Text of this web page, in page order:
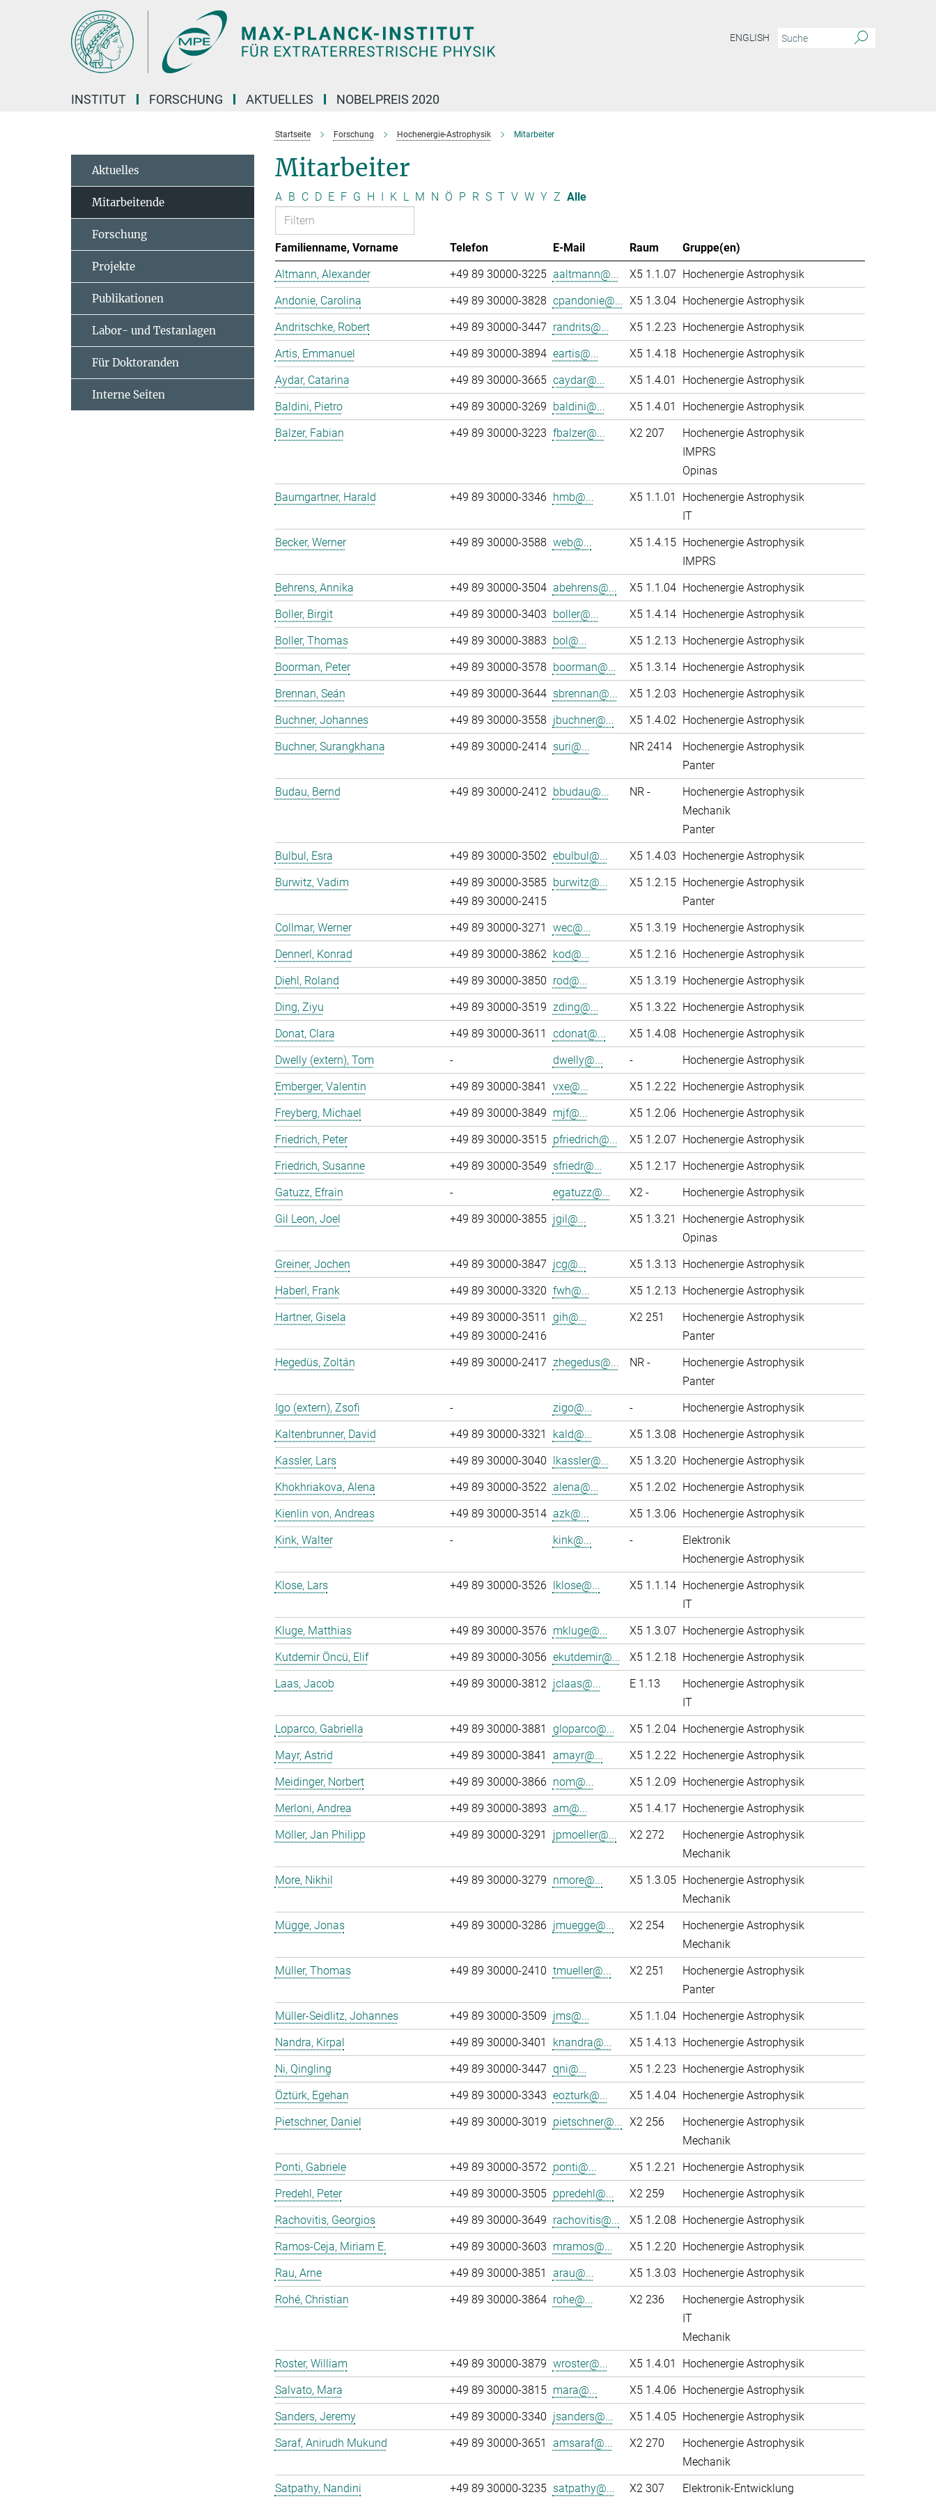
ENGLISH
INSTITUT FORSCHUNG AKTUELLES NOBELPREIS 2020
Startseite Forschung Hochenergie-Astrophysik Mitarbeiter
Mitarbeiter
A B C D E F G H I K L M N Ö P R S T V W Y Z Alle
Familienname, Vorname Telefon E-Mail Raum
Gruppe(en)
Altmann, Alexander
+49 89 30000-3225 aaltmann@... X5 1.1.07 Hochenergie Astrophysik
Andonie, Carolina
+49 89 30000-3828 cpandonie@... X5 1.3.04 Hochenergie Astrophysik
Andritschke, Robert
+49 89 30000-3447 randrits@... X5 1.2.23 Hochenergie Astrophysik
Artis, Emmanuel
+49 89 30000-3894 eartis@... X5 1.4.18 Hochenergie Astrophysik
Aydar, Catarina
+49 89 30000-3665 caydar@... X5 1.4.01
Hochenergie Astrophysik
Baldini, Pietro
+49 89 30000-3269 baldini@... X5 1.4.01
Hochenergie Astrophysik
Balzer, Fabian
+49 89 30000-3223 fbalzer@... X2 207
Hochenergie Astrophysik
IMPRS
Opinas
Baumgartner, Harald
+49 89 30000-3346 hmb@... X5 1.1.01
Hochenergie Astrophysik
IT
Becker, Werner
+49 89 30000-3588 web@... X5 1.4.15 Hochenergie Astrophysik
IMPRS
Behrens, Annika
+49 89 30000-3504 abehrens@... X5 1.1.04 Hochenergie Astrophysik
Boller, Birgit
+49 89 30000-3403 boller@... X5 1.4.14 Hochenergie Astrophysik
Boller, Thomas
+49 89 30000-3883 bol@... X5 1.2.13 Hochenergie Astrophysik
Boorman, Peter
+49 89 30000-3578 boorman@... X5 1.3.14 Hochenergie Astrophysik
Brennan, Seán
+49 89 30000-3644 sbrennan@... X5 1.2.03 Hochenergie Astrophysik
Buchner, Johannes
+49 89 30000-3558 jbuchner@... X5 1.4.02 Hochenergie Astrophysik
Buchner, Surangkhana
+49 89 30000-2414 suri@... NR 2414
Hochenergie Astrophysik
Panter
Budau, Bernd
+49 89 30000-2412 bbudau@... NR -
Hochenergie Astrophysik
Mechanik
Panter
Bulbul, Esra
+49 89 30000-3502 ebulbul@... X5 1.4.03 Hochenergie Astrophysik
Burwitz, Vadim
+49 89 30000-3585
+49 89 30000-2415
burwitz@... X5 1.2.15 Hochenergie Astrophysik
Panter
Collmar, Werner
+49 89 30000-3271 wec@... X5 1.3.19 Hochenergie Astrophysik
Dennerl, Konrad
+49 89 30000-3862 kod@... X5 1.2.16 Hochenergie Astrophysik
Diehl, Roland
+49 89 30000-3850 rod@... X5 1.3.19 Hochenergie Astrophysik
Ding, Ziyu
+49 89 30000-3519 zding@... X5 1.3.22 Hochenergie Astrophysik
Donat, Clara
+49 89 30000-3611 cdonat@... X5 1.4.08 Hochenergie Astrophysik
Dwelly (extern), Tom
- dwelly@... -
Hochenergie Astrophysik
Emberger, Valentin
+49 89 30000-3841 vxe@... X5 1.2.22 Hochenergie Astrophysik
Freyberg, Michael
+49 89 30000-3849 mjf@... X5 1.2.06 Hochenergie Astrophysik
Friedrich, Peter
+49 89 30000-3515 pfriedrich@... X5 1.2.07 Hochenergie Astrophysik
Friedrich, Susanne
+49 89 30000-3549 sfriedr@... X5 1.2.17 Hochenergie Astrophysik
Gatuzz, Efrain
- egatuzz@... X2 -
Hochenergie Astrophysik
Gil Leon, Joel
+49 89 30000-3855 jgil@... X5 1.3.21
Hochenergie Astrophysik
Opinas
Greiner, Jochen
+49 89 30000-3847 jcg@... X5 1.3.13 Hochenergie Astrophysik
Haberl, Frank
+49 89 30000-3320 fwh@... X5 1.2.13 Hochenergie Astrophysik
Hartner, Gisela
+49 89 30000-3511
+49 89 30000-2416
gih@... X2 251
Hochenergie Astrophysik
Panter
Hegedüs, Zoltán
+49 89 30000-2417 zhegedus@... NR -
Hochenergie Astrophysik
Panter
Igo (extern), Zsofi
- zigo@... -
Hochenergie Astrophysik
Kaltenbrunner, David
+49 89 30000-3321 kald@... X5 1.3.08 Hochenergie Astrophysik
Kassler, Lars
+49 89 30000-3040 lkassler@... X5 1.3.20 Hochenergie Astrophysik
Khokhriakova, Alena
+49 89 30000-3522 alena@... X5 1.2.02 Hochenergie Astrophysik
Kienlin von, Andreas
+49 89 30000-3514 azk@... X5 1.3.06 Hochenergie Astrophysik
Kink, Walter
- kink@... -
Elektronik
Hochenergie Astrophysik
Klose, Lars
+49 89 30000-3526 lklose@... X5 1.1.14 Hochenergie Astrophysik
IT
Kluge, Matthias
+49 89 30000-3576 mkluge@... X5 1.3.07 Hochenergie Astrophysik
Kutdemir Öncü, Elif
+49 89 30000-3056 ekutdemir@... X5 1.2.18 Hochenergie Astrophysik
Laas, Jacob
+49 89 30000-3812 jclaas@... E 1.13
Hochenergie Astrophysik
IT
Loparco, Gabriella
+49 89 30000-3881 gloparco@... X5 1.2.04 Hochenergie Astrophysik
Mayr, Astrid
+49 89 30000-3841 amayr@... X5 1.2.22 Hochenergie Astrophysik
Meidinger, Norbert
+49 89 30000-3866 nom@... X5 1.2.09 Hochenergie Astrophysik
Merloni, Andrea
+49 89 30000-3893 am@... X5 1.4.17 Hochenergie Astrophysik
Möller, Jan Philipp
+49 89 30000-3291 jpmoeller@... X2 272
Hochenergie Astrophysik
Mechanik
More, Nikhil
+49 89 30000-3279 nmore@... X5 1.3.05 Hochenergie Astrophysik
Mechanik
Mügge, Jonas
+49 89 30000-3286 jmuegge@... X2 254
Hochenergie Astrophysik
Mechanik
Müller, Thomas
+49 89 30000-2410 tmueller@... X2 251
Hochenergie Astrophysik
Panter
Müller-Seidlitz, Johannes
+49 89 30000-3509 jms@... X5 1.1.04 Hochenergie Astrophysik
Nandra, Kirpal
+49 89 30000-3401 knandra@... X5 1.4.13 Hochenergie Astrophysik
Ni, Qingling
+49 89 30000-3447 qni@... X5 1.2.23 Hochenergie Astrophysik
Öztürk, Egehan
+49 89 30000-3343 eozturk@... X5 1.4.04 Hochenergie Astrophysik
Pietschner, Daniel
+49 89 30000-3019 pietschner@... X2 256
Hochenergie Astrophysik
Mechanik
Ponti, Gabriele
+49 89 30000-3572 ponti@... X5 1.2.21
Hochenergie Astrophysik
Predehl, Peter
+49 89 30000-3505 ppredehl@... X2 259
Hochenergie Astrophysik
Rachovitis, Georgios
+49 89 30000-3649 rachovitis@... X5 1.2.08 Hochenergie Astrophysik
Ramos-Ceja, Miriam E.
+49 89 30000-3603 mramos@... X5 1.2.20 Hochenergie Astrophysik
Rau, Arne
+49 89 30000-3851 arau@... X5 1.3.03 Hochenergie Astrophysik
Rohé, Christian
+49 89 30000-3864 rohe@... X2 236
Hochenergie Astrophysik
IT
Mechanik
Roster, William
+49 89 30000-3879 wroster@... X5 1.4.01
Hochenergie Astrophysik
Salvato, Mara
+49 89 30000-3815 mara@... X5 1.4.06 Hochenergie Astrophysik
Sanders, Jeremy
+49 89 30000-3340 jsanders@... X5 1.4.05 Hochenergie Astrophysik
Saraf, Anirudh Mukund
+49 89 30000-3651 amsaraf@... X2 270
Hochenergie Astrophysik
Mechanik
Satpathy, Nandini
+49 89 30000-3235 satpathy@... X2 307 Elektronik-Entwicklung
Aktuelles
Mitarbeitende
Forschung
Projekte
Publikationen
Labor- und Testanlagen
Für Doktoranden
Interne Seiten